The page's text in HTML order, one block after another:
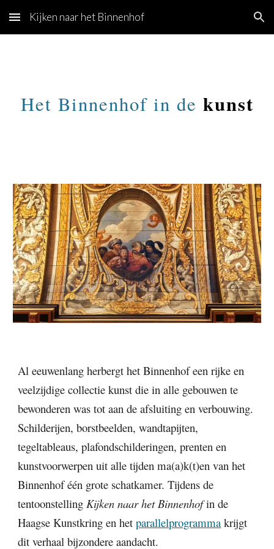
Skip to main content Skip to navigation
Kijken naar het Binnenhof
Het Binnenhof in de kunst
Al eeuwenlang herbergt het Binnenhof een rijke en
veelzijdige collectie kunst die in alle gebouwen te
bewonderen was tot aan de afsluiting en verbouwing.
Schilderijen, borstbeelden, wandtapijten,
tegeltableaus, plafondschilderingen, prenten en
kunstvoorwerpen uit alle tijden ma(a)k(t)en van het
Binnenhof één grote schatkamer. Tijdens de
tentoonstelling Kijken naar het Binnenhof in de
Haagse Kunstkring en het parallelprogramma krijgt
dit verhaal bijzondere aandacht.